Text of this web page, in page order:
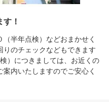
！
半年点検）などおまかせく
りのチェックなどもできます
）につきましては、お近くの
内いたしますのでご安心く